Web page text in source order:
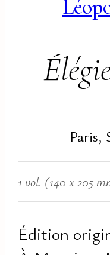
Paris,
1 vol. (140 x 205
Édition